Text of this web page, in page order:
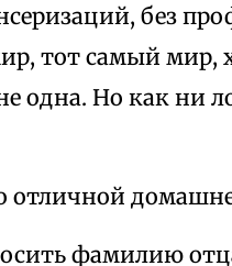
без
тот самый мир,
одна. Но как ни
отличной
фамилию